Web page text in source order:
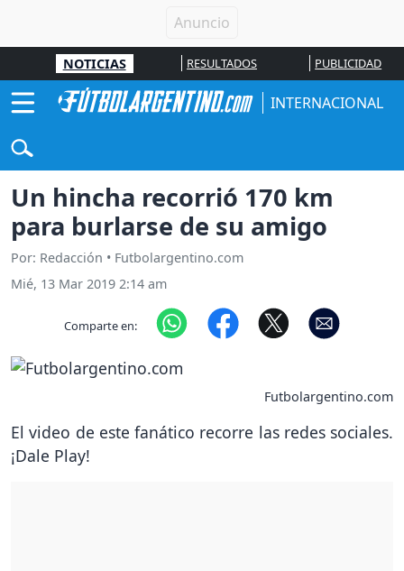
NOTICIAS RESULTADOS PUBLICIDAD
INTERNACIONAL
Un hincha recorrió 170 km
para burlarse de su amigo
Por: Redacción • Futbolargentino.com
Mié, 13 Mar 2019 2:14 am
Comparte en:
Futbolargentino.com
El video de este fanático recorre las redes sociales.
¡Dale Play!